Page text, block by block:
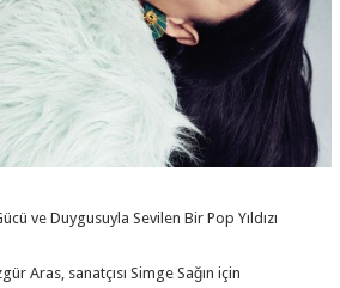
ve Duygusuyla Sevilen Bir Pop Yıldızı
Aras, sanatçısı Simge Sağın için